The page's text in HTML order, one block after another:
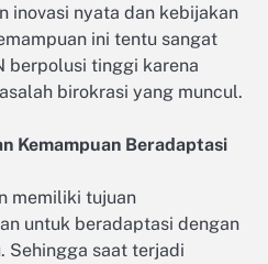
inovasi nyata dan kebijakan
ini tentu sangat
berpolusi tinggi karena
birokrasi yang muncul.
Kemampuan Beradaptasi
memiliki tujuan
untuk beradaptasi dengan
Sehingga saat terjadi